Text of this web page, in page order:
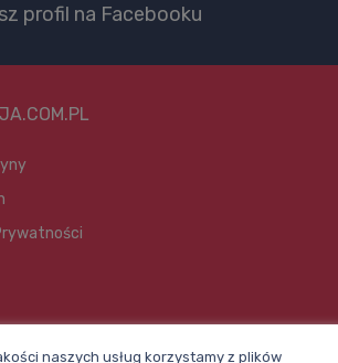
profil na Facebooku
naszych usług korzystamy z plików